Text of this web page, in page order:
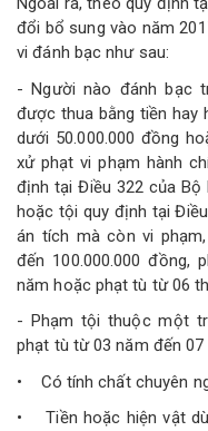
đổi bổ sung vào năm
vi đánh bạc như sau:
- Người nào đánh bạc
được thua bằng tiền hay
dưới 50.000.000 đồng
xử phạt vi phạm hành
định tại Điều 322 của
hoặc tội quy định tại
án tích mà còn vi
đến 100.000.000 đồng,
năm hoặc phạt tù từ 06
- Phạm tội thuộc một
phạt tù từ 03 năm đến 07
• Có tính chất chuyên
• Tiền hoặc hiện vật